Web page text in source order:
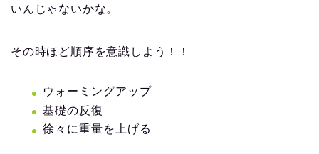
いんじゃないかな。
その時ほど順序を意識しよう！！
ウォーミングアップ
基礎の反復
徐々に重量を上げる